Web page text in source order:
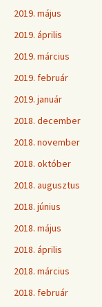
2019. május
2019. április
2019. március
2019. február
2019. január
2018. december
2018. november
2018. október
2018. augusztus
2018. június
2018. május
2018. április
2018. március
2018. február